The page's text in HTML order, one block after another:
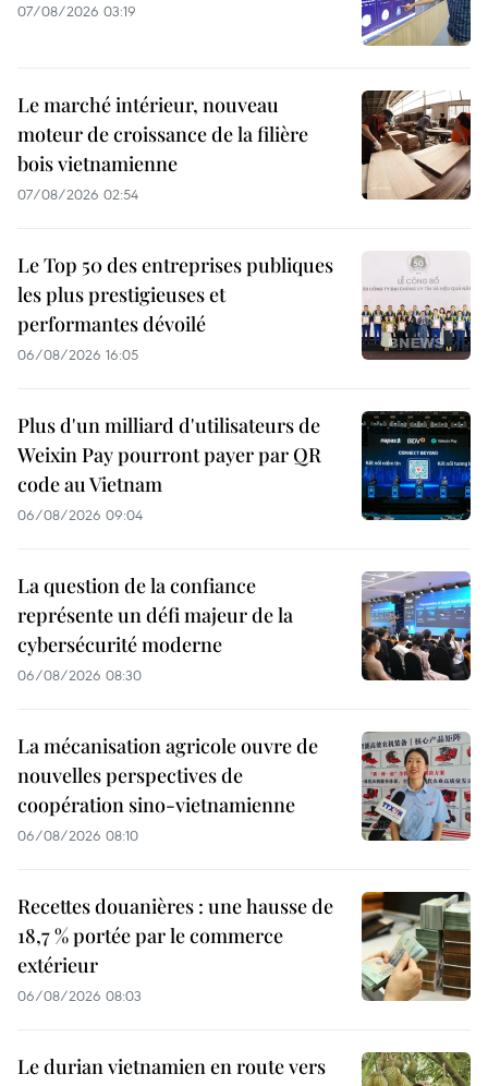
07/08/2026 03:19
Le marché intérieur, nouveau
moteur de croissance de la filière
bois vietnamienne
07/08/2026 02:54
Le Top 50 des entreprises publiques
les plus prestigieuses et
performantes dévoilé
06/08/2026 16:05
Plus d'un milliard d'utilisateurs de
Weixin Pay pourront payer par QR
code au Vietnam
06/08/2026 09:04
La question de la confiance
représente un défi majeur de la
cybersécurité moderne
06/08/2026 08:30
La mécanisation agricole ouvre de
nouvelles perspectives de
coopération sino-vietnamienne
06/08/2026 08:10
Recettes douanières : une hausse de
18,7 % portée par le commerce
extérieur
06/08/2026 08:03
Le durian vietnamien en route vers